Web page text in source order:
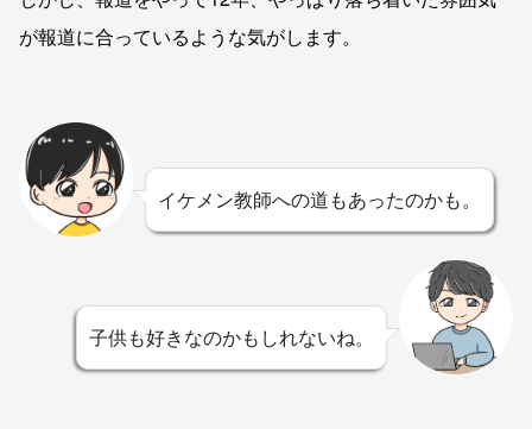
が報道に合っているような気がします。
イケメン教師への道もあったのかも。
子供も好きなのかもしれないね。